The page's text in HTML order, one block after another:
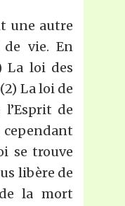
une autre
vie. En
La loi des
La loi de
de
se trouve
libère de
la mort